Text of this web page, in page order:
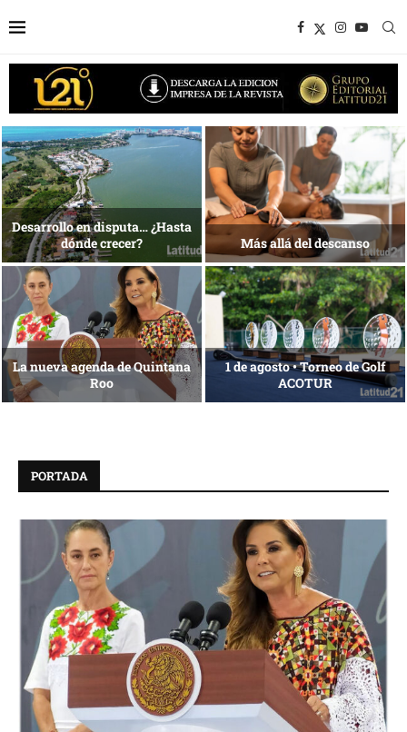
Bottega, un viaje servido a la
mesa
Energía que Impulsa la
competitividad
Reconocimiento de viajeros La esencia del servicio
PORTADA